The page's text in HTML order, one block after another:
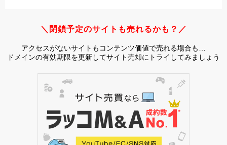
＼閉鎖予定のサイトも売れるかも？／
アクセスがないサイトもコンテンツ価値で売れる場合も…
ドメインの有効期限を更新してサイト売却にトライしてみましょう